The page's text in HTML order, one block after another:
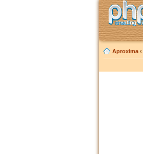
Aproxima ‹